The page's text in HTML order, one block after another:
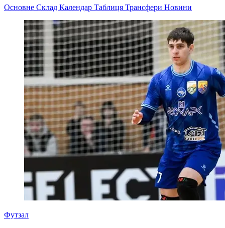
Основне Склад Календар Таблиця Трансфери Новини
Футзал